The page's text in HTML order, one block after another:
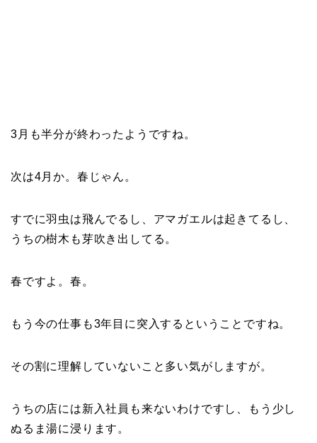
3月も半分が終わったようですね。
次は4月か。春じゃん。
すでに羽虫は飛んでるし、アマガエルは起きてるし、
うちの樹木も芽吹き出してる。
春ですよ。春。
もう今の仕事も3年目に突入するということですね。
その割に理解していないこと多い気がしますが。
うちの店には新入社員も来ないわけですし、もう少し
ぬるま湯に浸ります。